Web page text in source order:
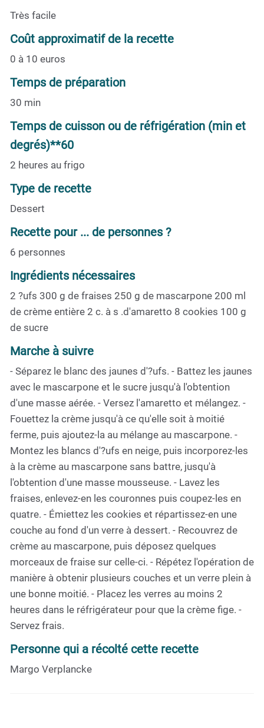
Très facile
Coût approximatif de la recette
0 à 10 euros
Temps de préparation
30 min
Temps de cuisson ou de réfrigération (min et
degrés)**60
2 heures au frigo
Type de recette
Dessert
Recette pour ... de personnes ?
6 personnes
Ingrédients nécessaires
2 ?ufs 300 g de fraises 250 g de mascarpone 200 ml
de crème entière 2 c. à s .d'amaretto 8 cookies 100 g
de sucre
Marche à suivre
- Séparez le blanc des jaunes d'?ufs. - Battez les jaunes
avec le mascarpone et le sucre jusqu'à l'obtention
d'une masse aérée. - Versez l'amaretto et mélangez. -
Fouettez la crème jusqu'à ce qu'elle soit à moitié
ferme, puis ajoutez-la au mélange au mascarpone. -
Montez les blancs d'?ufs en neige, puis incorporez-les
à la crème au mascarpone sans battre, jusqu'à
l'obtention d'une masse mousseuse. - Lavez les
fraises, enlevez-en les couronnes puis coupez-les en
quatre. - Émiettez les cookies et répartissez-en une
couche au fond d'un verre à dessert. - Recouvrez de
crème au mascarpone, puis déposez quelques
morceaux de fraise sur celle-ci. - Répétez l'opération de
manière à obtenir plusieurs couches et un verre plein à
une bonne moitié. - Placez les verres au moins 2
heures dans le réfrigérateur pour que la crème fige. -
Servez frais.
Personne qui a récolté cette recette
Margo Verplancke